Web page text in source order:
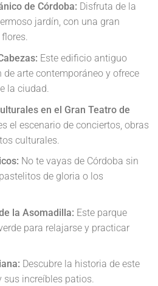
de Córdoba: Disfruta de la
jardín, con una gran
Este edificio antiguo
arte contemporáneo y ofrece
la ciudad.
en el Gran Teatro de
el escenario de conciertos, obras
culturales.
No te vayas de Córdoba sin
de gloria o los
la Asomadilla: Este parque
para relajarse y practicar
Descubre la historia de este
sus increíbles patios.